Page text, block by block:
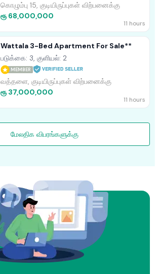
கொழும்பு 15, குடியிருப்புகள் விற்பனைக்கு
ரூ 68,000,000
11 hours
Wattala 3-Bed Apartment For Sale**
படுக்கை: 3, குளியல்: 2
MEMBER
வத்தளை, குடியிருப்புகள் விற்பனைக்கு
ரூ 37,000,000
11 hours
மேலதிக விபரங்களுக்கு